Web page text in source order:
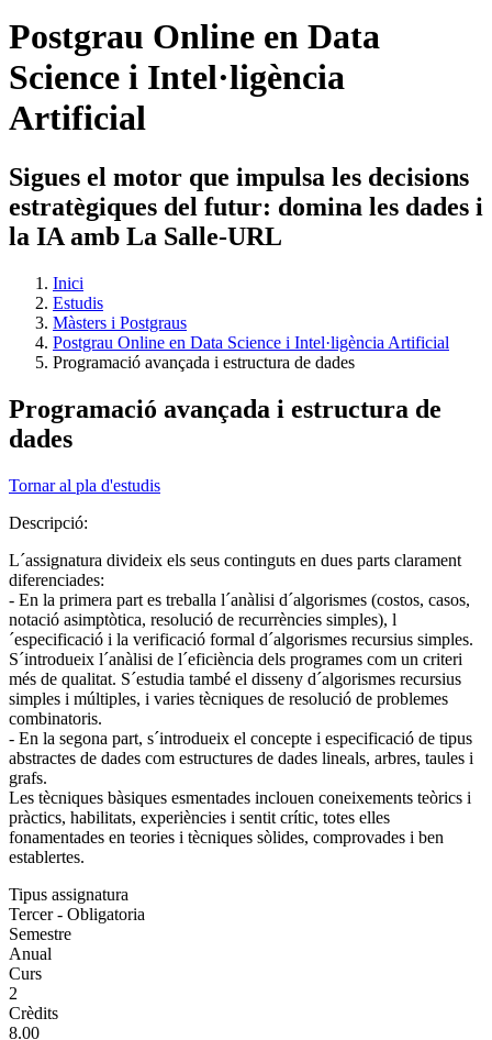
Postgrau Online en Data
Science i Intel·ligència
Artificial
Sigues el motor que impulsa les decisions
estratègiques del futur: domina les dades i
la IA amb La Salle-URL
Inici
Estudis
Màsters i Postgraus
Postgrau Online en Data Science i Intel·ligència Artificial
Programació avançada i estructura de dades
Programació avançada i estructura de
dades
Tornar al pla d'estudis
Descripció:
L´assignatura divideix els seus continguts en dues parts clarament
diferenciades:
- En la primera part es treballa l´anàlisi d´algorismes (costos, casos,
notació asimptòtica, resolució de recurrències simples), l
´especificació i la verificació formal d´algorismes recursius simples.
S´introdueix l´anàlisi de l´eficiència dels programes com un criteri
més de qualitat. S´estudia també el disseny d´algorismes recursius
simples i múltiples, i varies tècniques de resolució de problemes
combinatoris.
- En la segona part, s´introdueix el concepte i especificació de tipus
abstractes de dades com estructures de dades lineals, arbres, taules i
grafs.
Les tècniques bàsiques esmentades inclouen coneixements teòrics i
pràctics, habilitats, experiències i sentit crític, totes elles
fonamentades en teories i tècniques sòlides, comprovades i ben
establertes.
Tipus assignatura
Tercer - Obligatoria
Semestre
Anual
Curs
2
Crèdits
8.00